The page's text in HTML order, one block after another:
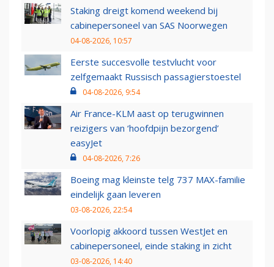
Staking dreigt komend weekend bij
cabinepersoneel van SAS Noorwegen
04-08-2026, 10:57
Eerste succesvolle testvlucht voor
zelfgemaakt Russisch passagierstoestel
04-08-2026, 9:54
Air France-KLM aast op terugwinnen
reizigers van ‘hoofdpijn bezorgend’
easyJet
04-08-2026, 7:26
Boeing mag kleinste telg 737 MAX-familie
eindelijk gaan leveren
03-08-2026, 22:54
Voorlopig akkoord tussen WestJet en
cabinepersoneel, einde staking in zicht
03-08-2026, 14:40